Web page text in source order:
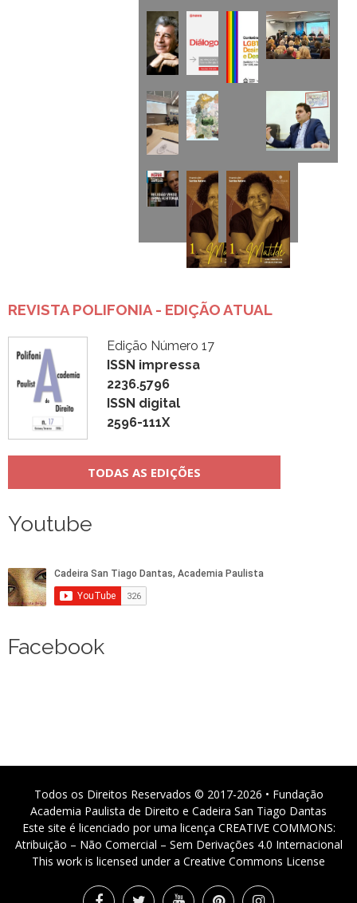
REVISTA POLIFONIA - EDIÇÃO ATUAL
Edição Número 17
ISSN impressa
2236.5796
ISSN digital
2596-111X
TODAS AS EDIÇÕES
Youtube
Facebook
Todos os Direitos Reservados © 2017-2026 • Fundação
Academia Paulista de Direito e Cadeira San Tiago Dantas
Este site é licenciado por uma licença CREATIVE COMMONS:
Atribuição – Não Comercial – Sem Derivações 4.0 Internacional
This work is licensed under a Creative Commons License